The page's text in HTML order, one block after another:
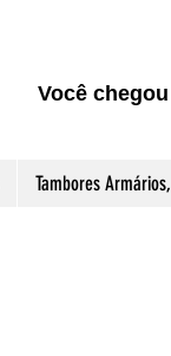
Você
Tambores